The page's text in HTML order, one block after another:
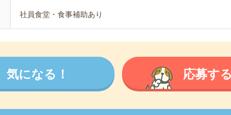
社員食堂・食事補助あり
気になる！ 応募す